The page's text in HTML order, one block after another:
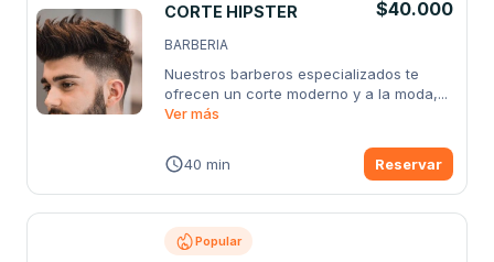
CORTE HIPSTER $40.000
BARBERIA
Nuestros barberos especializados te
ofrecen un corte moderno y a la moda,...
Ver más
40 min Reservar
Popular